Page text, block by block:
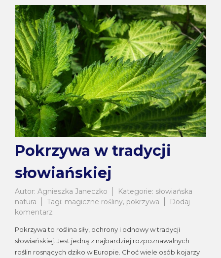
Pokrzywa w tradycji
słowiańskiej
Autor: Agnieszka Janeczko Kategorie: słowiańska
natura
Tagi: magiczne rośliny, pokrzywa
Dodaj
komentarz
w
tradycji
słowiańskiej
Pokrzywa to roślina siły, ochrony i odnowy w tradycji
słowiańskiej. Jest jedną z najbardziej rozpoznawalnych
roślin rosnących dziko w Europie. Choć wiele osób kojarzy